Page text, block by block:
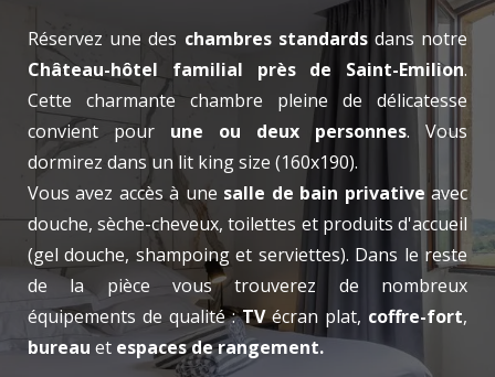
Réservez une des chambres standardsdans notre
Château-hôtel familial près de Saint-Emilion.
Cette charmante chambre pleine de délicatesse
convient pour une ou deux personnes. Vous
dormirez dans un lit king size (160x190).
Vous avez accès à une salle de bain privative avec
douche, sèche-cheveux, toilettes et produits d'accueil
(gel douche, shampoing et serviettes). Dans le reste
de la pièce vous trouverez de nombreux
équipements de qualité :TVécran plat, coffre-fort,
bureau et espaces de rangement.